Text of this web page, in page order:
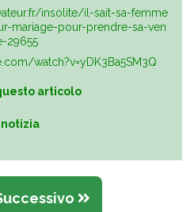
insolite/il-sait-sa-femme
mariage-pour-prendre-sa-ven
29655
watch?v=yDK3Ba5SM3Q
articolo